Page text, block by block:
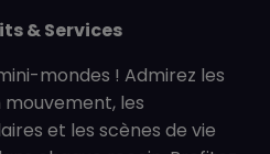
& Services
mondes ! Admirez les
mouvement, les
et les scènes de vie